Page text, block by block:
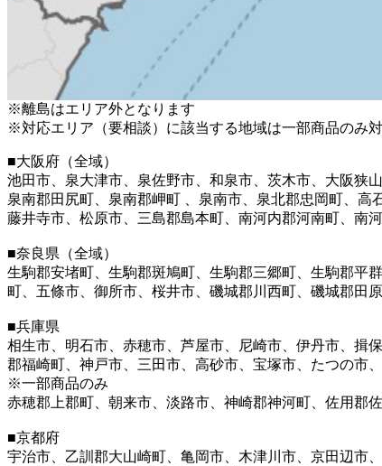
※離島はエリア外となります
※対応エリア（要相談）に該当する地域は一部商品のみ
■大阪府（全域）
池田市、泉大津市、泉佐野市、和泉市、茨木市、大阪狭
泉南郡田尻町、泉南郡岬町 、泉南市、泉北郡忠岡町、高
藤井寺市、松原市、三島郡島本町、南河内郡河南町、南
■奈良県（全域）
生駒郡安堵町、生駒郡斑鳩町、生駒郡三郷町、生駒郡平
町、五條市、御所市、桜井市、磯城郡川西町、磯城郡田
■兵庫県
相生市、明石市、赤穂市、芦屋市、尼崎市、伊丹市、揖
郡福崎町、神戸市、三田市、高砂市、宝塚市、たつの市
※一部商品のみ
赤穂郡上郡町、朝来市、淡路市、神崎郡神河町、佐用郡
■京都府
宇治市、乙訓郡大山崎町、亀岡市、木津川市、京田辺市